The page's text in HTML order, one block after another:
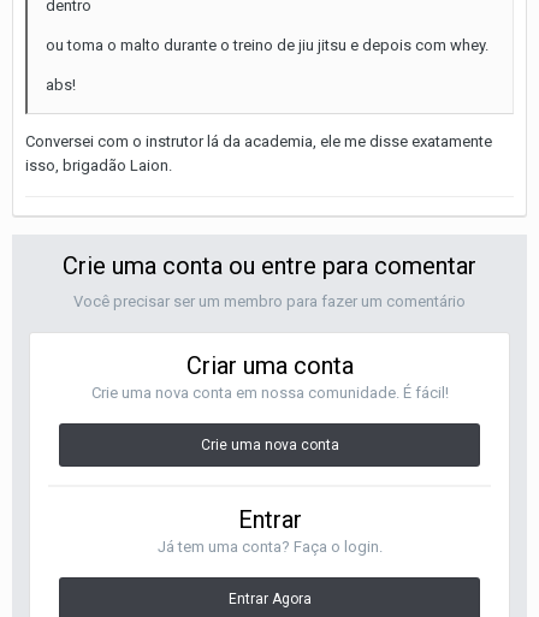
dentro
ou toma o malto durante o treino de jiu jitsu e depois com whey.
abs!
Conversei com o instrutor lá da academia, ele me disse exatamente
isso, brigadão Laion.
Crie uma conta ou entre para comentar
Você precisar ser um membro para fazer um comentário
Criar uma conta
Crie uma nova conta em nossa comunidade. É fácil!
Crie uma nova conta
Entrar
Já tem uma conta? Faça o login.
Entrar Agora